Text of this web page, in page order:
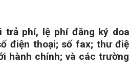
trả phí, lệ phí đăng ký
điện thoại; số fax; thư
hành chính; và các